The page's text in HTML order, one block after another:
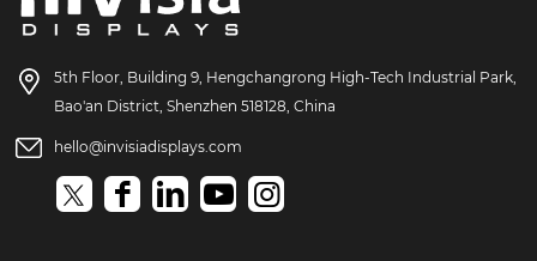
5th Floor, Building 9, Hengchangrong High-Tech Industrial Park,
Bao'an District, Shenzhen 518128, China
hello@invisiadisplays.com